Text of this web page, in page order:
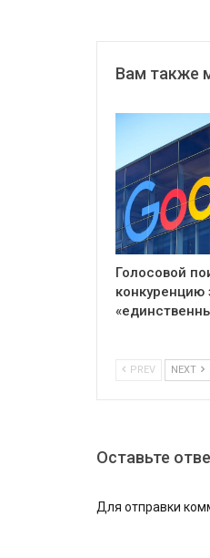
Вам также
Голосовой
конкуренцию
PREV NEXT
Оставьте
Для отправки